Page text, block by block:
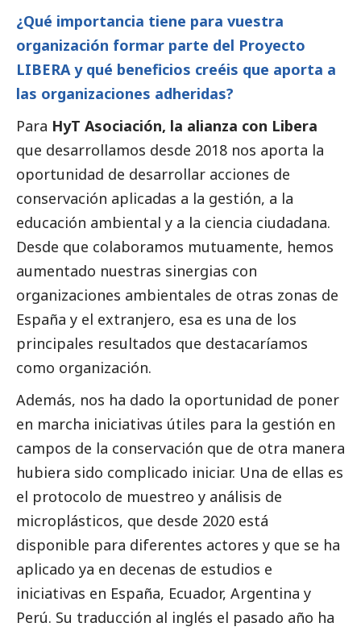
¿Qué importancia tiene para vuestra
organización formar parte del Proyecto
LIBERA y qué beneficios creéis que aporta a
las organizaciones adheridas?
Para HyT Asociación, la alianza con Libera
que desarrollamos desde 2018 nos aporta la
oportunidad de desarrollar acciones de
conservación aplicadas a la gestión, a la
educación ambiental y a la ciencia ciudadana.
Desde que colaboramos mutuamente, hemos
aumentado nuestras sinergias con
organizaciones ambientales de otras zonas de
España y el extranjero, esa es una de los
principales resultados que destacaríamos
como organización.
Además, nos ha dado la oportunidad de poner
en marcha iniciativas útiles para la gestión en
campos de la conservación que de otra manera
hubiera sido complicado iniciar. Una de ellas es
el protocolo de muestreo y análisis de
microplásticos, que desde 2020 está
disponible para diferentes actores y que se ha
aplicado ya en decenas de estudios e
iniciativas en España, Ecuador, Argentina y
Perú. Su traducción al inglés el pasado año ha